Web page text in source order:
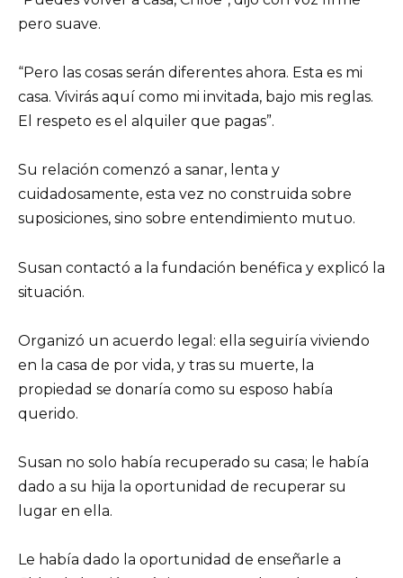
pero suave.
“Pero las cosas serán diferentes ahora. Esta es mi
casa. Vivirás aquí como mi invitada, bajo mis reglas.
El respeto es el alquiler que pagas”.
Su relación comenzó a sanar, lenta y
cuidadosamente, esta vez no construida sobre
suposiciones, sino sobre entendimiento mutuo.
Susan contactó a la fundación benéfica y explicó la
situación.
Organizó un acuerdo legal: ella seguiría viviendo
en la casa de por vida, y tras su muerte, la
propiedad se donaría como su esposo había
querido.
Susan no solo había recuperado su casa; le había
dado a su hija la oportunidad de recuperar su
lugar en ella.
Le había dado la oportunidad de enseñarle a